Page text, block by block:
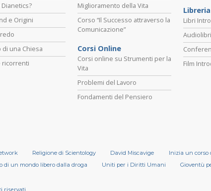
Dianetics?
e Origini
di una Chiesa
ricorrenti
Miglioramento della Vita
Corso “Il Successo attraverso la
Comunicazione”
Corsi Online
Corsi online su Strumenti per la
Vita
Problemi del Lavoro
Fondamenti del Pensiero
Libreria
Libri
Audiolibri
Film
Religione di Scientology David Miscavige Inizia un corso
di un mondo libero dalla droga Uniti per i Diritti Umani Gioventù
riservati.